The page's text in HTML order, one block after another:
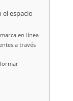
espacio
en línea
a través